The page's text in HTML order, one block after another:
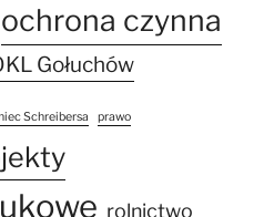
ochrona czynna
Gołuchów
Schreibersa prawo
rolnictwo